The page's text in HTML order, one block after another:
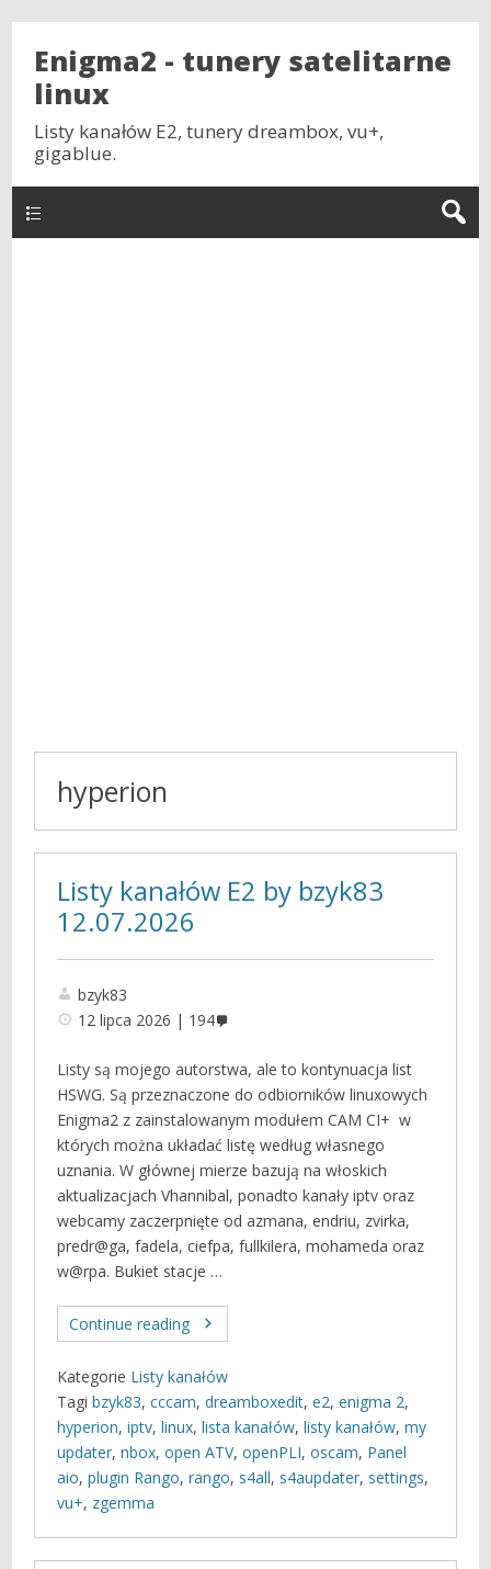
Enigma2 - tunery satelitarne
linux
Listy kanałów E2, tunery dreambox, vu+,
gigablue.
hyperion
Listy kanałów E2 by bzyk83
12.07.2026
bzyk83
12 lipca 2026
194
Listy są mojego autorstwa, ale to kontynuacja list
HSWG. Są przeznaczone do odbiorników linuxowych
Enigma2 z zainstalowanym modułem CAM CI+ w
których można układać listę według własnego
uznania. W głównej mierze bazują na włoskich
aktualizacjach Vhannibal, ponadto kanały iptv oraz
webcamy zaczerpnięte od azmana, endriu, zvirka,
predr@ga, fadela, ciefpa, fullkilera, mohameda oraz
w@rpa. Bukiet stacje …
Continue reading
Kategorie Listy kanałów
Tagi bzyk83,cccam,dreamboxedit,e2,enigma 2,
hyperion,iptv,linux,lista kanałów,listy kanałów,my
updater,nbox,open ATV,openPLI,oscam, Panel
aio,plugin Rango,rango, s4all, s4aupdater, settings,
vu+, zgemma